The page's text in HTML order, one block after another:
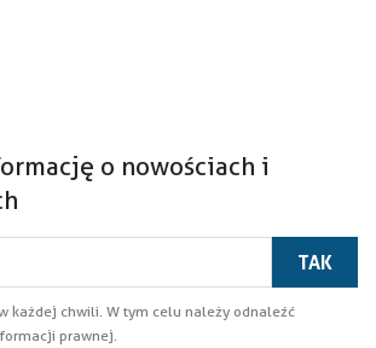
o nowościach i
każdej chwili. W tym celu należy odnaleźć
prawnej.